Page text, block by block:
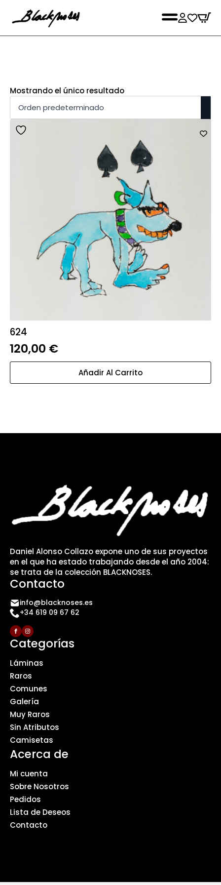
Mostrando el único resultado
624
120,00 €
Añadir Al Carrito
Daniel Alonso Collazo expone uno de sus proyectos
en el que ha estado trabajando desde el año 2004:
se trata de la colección BLACKNOSES.
Contacto
info@blacknoses.es
+34 619 09 67 62
Categorías
Láminas
Raros
Comunes
Galería
Muy Raros
Sin Atributos
Camisetas
Acerca de
Mi cuenta
Sobre Nosotros
Pedidos
Lista de Deseos
Contacto